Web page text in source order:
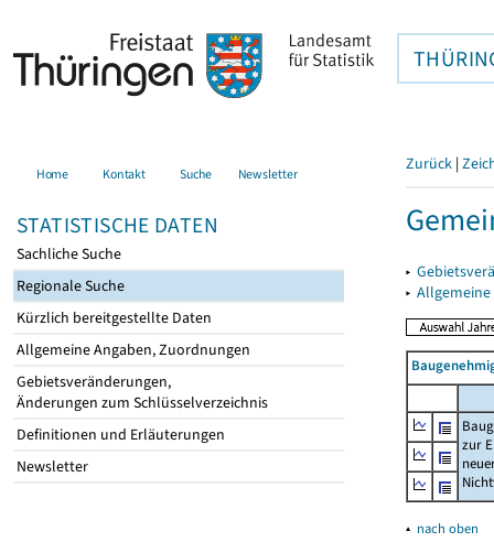
Home Kontakt Suche Newsletter
STATISTISCHE DATEN
Sachliche Suche
Regionale Suche
Kürzlich bereitgestellte Daten
Allgemeine Angaben, Zuordnungen
Gebietsveränderungen,
Änderungen zum Schlüsselverzeichnis
Definitionen und Erläuterungen
Newsletter
Zurück |
▸
▸
zur
▴ nach oben